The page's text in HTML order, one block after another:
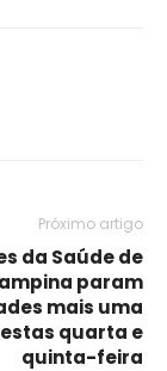
Próximo artigo
da Saúde de
param
mais uma
quarta e
quinta-feira